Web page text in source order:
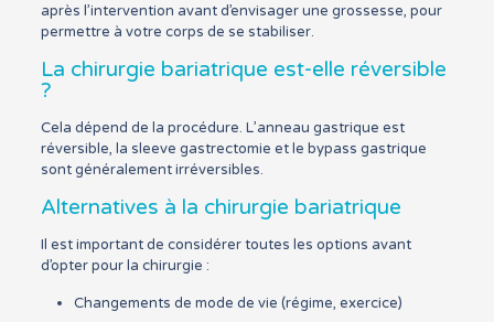
après l’intervention avant d’envisager une grossesse, pour
permettre à votre corps de se stabiliser.
La chirurgie bariatrique est-elle réversible
?
Cela dépend de la procédure. L’anneau gastrique est
réversible, la sleeve gastrectomie et le bypass gastrique
sont généralement irréversibles.
Alternatives à la chirurgie bariatrique
Il est important de considérer toutes les options avant
d’opter pour la chirurgie :
Changements de mode de vie (régime, exercice)